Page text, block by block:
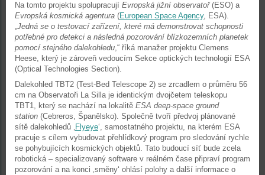
Na tomto projektu spolupracují Evropská jižní observatoř(ESO) a
Evropská kosmická agentura (European Space Agency, ESA).
„Jedná se o testovací zařízení, které má demonstrovat schopnosti
potřebné pro detekci a následná pozorování blízkozemních planetek
pomocí stejného dalekohledu,“ říká manažer projektu Clemens
Heese, který je zároveň vedoucím Sekce optických technologií ESA
(Optical Technologies Section).
Dalekohled TBT2 (Test-Bed Telescope 2) se zrcadlem o průměru 56
cm na Observatoři La Silla je identickým dvojčetem teleskopu
TBT1, který se nachází na lokalitě ESA deep-space ground
station (Cebreros, Španělsko). Společně tvoří předvoj plánované
sítě dalekohledů ‚ Flyeye‘, samostatného projektu, na kterém ESA
pracuje s cílem vybudovat přehlídkový program pro sledování rychle
se pohybujících kosmických objektů. Tato budoucí síť bude zcela
robotická – specializovaný software v reálném čase připraví program
pozorování a na konci ‚směny‘ ohlásí polohy a další informace o